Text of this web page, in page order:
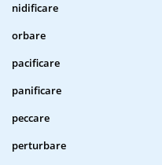
nidificare
orbare
pacificare
panificare
peccare
perturbare